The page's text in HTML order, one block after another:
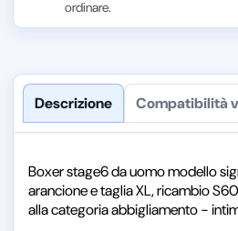
ordinare.
Descrizione Compatibilità
Boxer stage6 da uomo modello
arancione e taglia XL, ricambio
alla categoria abbigliamento -